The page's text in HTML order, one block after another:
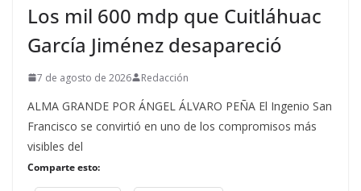
Los mil 600 mdp que Cuitláhuac
García Jiménez desapareció
7 de agosto de 2026 Redacción
ALMA GRANDE POR ÁNGEL ÁLVARO PEÑA El Ingenio San
Francisco se convirtió en uno de los compromisos más
visibles del
Comparte esto: